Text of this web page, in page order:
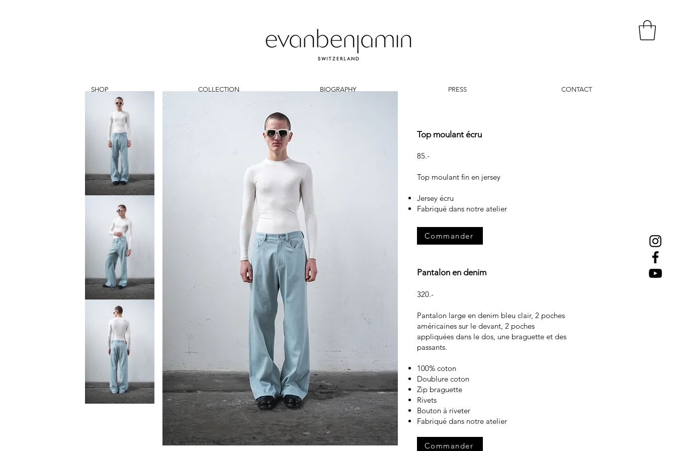
SHOP COLLECTION BIOGRAPHY PRESS CONTACT
Top moulant écru
85.-
Top moulant fin en jersey
Jersey écru
Fabriqué dans notre atelier
Pantalon en denim
320.-
Pantalon large en denim bleu clair, 2 poches
américaines sur le devant, 2 poches
appliquées dans le dos, une braguette et des
passants.
100% coton
Doublure coton
Zip braguette
Rivets
Bouton à riveter
Fabriqué dans notre atelier
Commander
Commander